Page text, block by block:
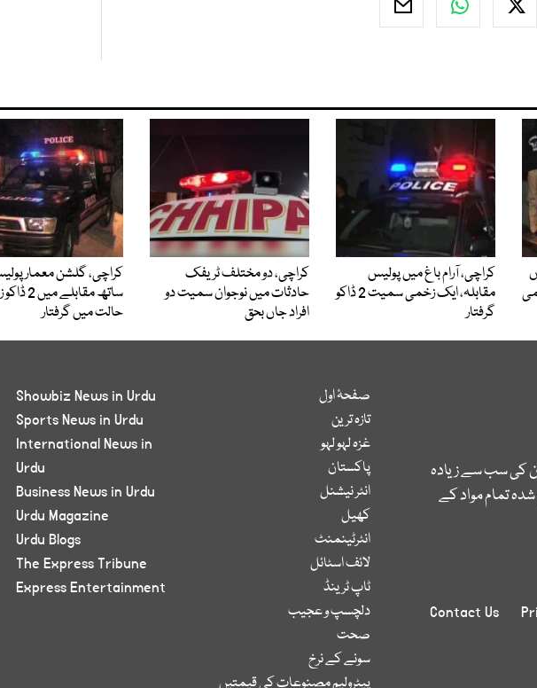
زخمی
کراچی، آرام باغ میں پولیس
مقابلہ، ایک زخمی سمیت 2 ڈاکو
گرفتار
کراچی، دو مختلف ٹریفک
حادثات میں نوجوان سمیت دو
افراد جاں بحق
کراچی، گلشن معمار
ساتھ
حالت میں گرفتار
کی سب سے زیادہ
تمام مواد کے
Contact Us
صفحۂ اول
تازہ ترین
غزہ لہو لہو
پاکستان
انٹر نیشنل
کھیل
انٹرٹینمنٹ
لائف اسٹائل
ٹاپ ٹرینڈ
دلچسپ و عجیب
صحت
سونے کے نرخ
پیٹرولیم مصنوعات کی قیمتیں
Showbiz News in Urdu
Sports News in Urdu
International News in
Urdu
Business News in Urdu
Urdu Magazine
Urdu Blogs
The Express Tribune
Express Entertainment